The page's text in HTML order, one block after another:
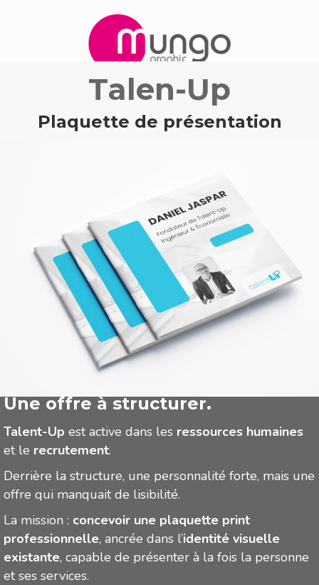
Parlons de votre projet
Talen-Up
Plaquette de présentation
Une personnalité à incarner.
Une offre à structurer.
Talent-Up est active dans les ressources humaines
et le recrutement.
Derrière la structure, une personnalité forte, mais une
offre qui manquait de lisibilité.
La mission : concevoir une plaquette print
professionnelle, ancrée dans l’identité visuelle
existante, capable de présenter à la fois la personne
et ses services.